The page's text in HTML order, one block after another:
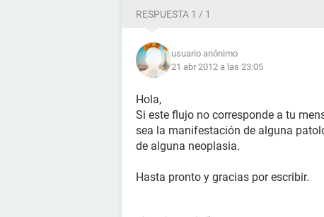
RESPUESTA 1 / 1
usuario anónimo
21 abr 2012 a las 23:05
Hola,
Si este flujo no corresponde a tu
sea la manifestación de alguna
de alguna neoplasia.
Hasta pronto y gracias por escribir.